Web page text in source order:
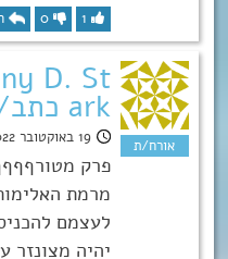
1
0
D. St
ark כתב/ה:
19 באוקטובר 2022, 18:18
פרק
מרמת
לעצמם
יהיה מצונזר